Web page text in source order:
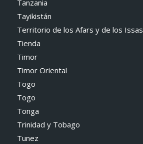
Tanzania
Tayikistán
Territorio de los Afars y de los Issas
Tienda
Timor
Timor Oriental
Togo
Togo
Tonga
Trinidad y Tobago
Tunez